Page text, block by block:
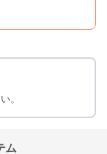
。
ム